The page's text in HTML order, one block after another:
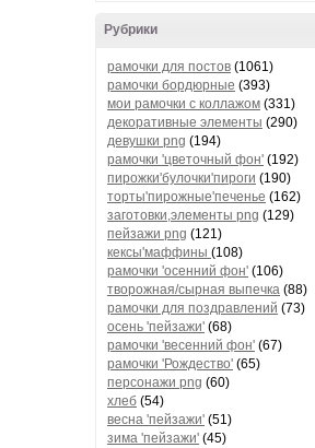
Рубрики
рамочки для постов (1061)
рамочки бордюрные (393)
мои рамочки с коллажом (331)
декоративные элементы (290)
девушки png (194)
рамочки 'цветочный фон' (192)
пирожки'булочки'пироги (190)
торты'пирожные'печенье (162)
заготовки,элементы png (129)
пейзажи png (121)
кексы'маффины (108)
рамочки 'осенний фон' (106)
творожная/сырная выпечка (88)
рамочки для поздравлений (73)
осень 'пейзажи' (68)
рамочки 'весенний фон' (67)
рамочки 'Рождество' (65)
персонажи png (60)
хлеб (54)
весна 'пейзажи' (51)
зима 'пейзажи' (45)